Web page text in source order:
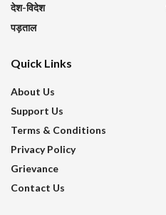
देश-विदेश
पड़ताल
Quick Links
About Us
Support Us
Terms & Conditions
Privacy Policy
Grievance
Contact Us